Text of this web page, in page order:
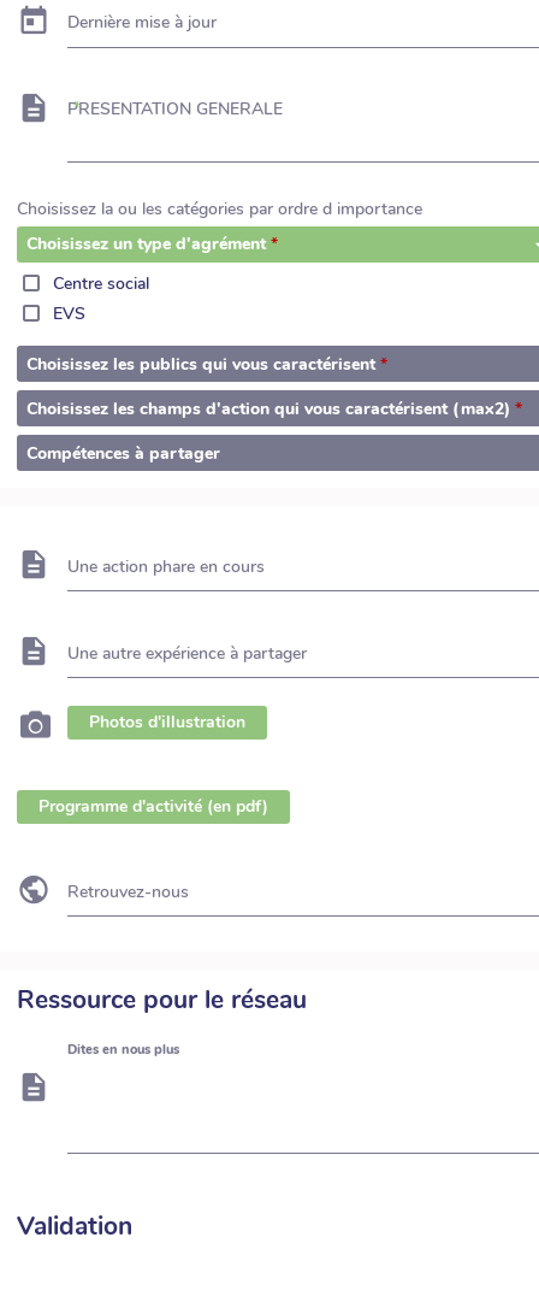
Dernière mise à jour
PRESENTATION GENERALE
Choisissez la ou les catégories par ordre d importance
Choisissez un type d'agrément
Centre social
EVS
Choisissez les publics qui vous caractérisent
Choisissez les champs d'action qui vous caractérisent (max2)
Compétences à partager
Une action phare en cours
Une autre expérience à partager
Photos d'illustration
Programme d'activité (en pdf)
Retrouvez-nous
Ressource pour le réseau
Dites en nous plus
Validation